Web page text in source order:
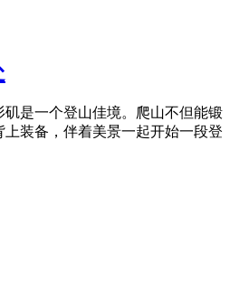
是一个登山佳境。爬山不但能锻
装备，伴着美景一起开始一段登